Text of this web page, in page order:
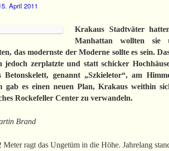
April 2011
Krakaus Stadtväter
Manhattan woll­ten sie
das modernste der Mo­derne sollte es sein.
jedoch zerplatzte und statt schicker
Betonskelett, genannt „Szkieletor“, am
gab es einen neuen Plan, Krakaus weithin
Rockefeller Center zu ver­wandeln.
Brand
Meter ragt das Ungetüm in die Höhe. Jahrelang